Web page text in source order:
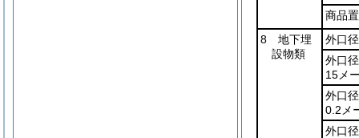
商品
8 地下埋
設物類
外口
外口
15メ
外口
0.2メ
外口